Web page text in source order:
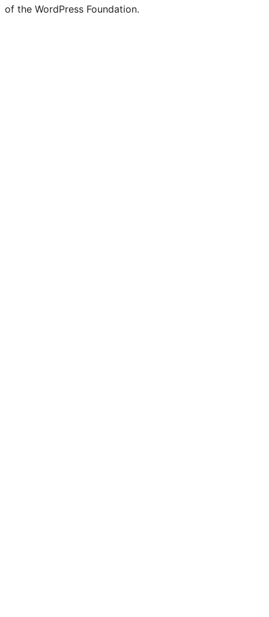
of the WordPress Foundation.